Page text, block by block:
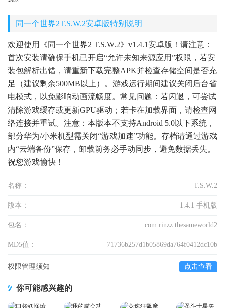
同一个世界2T.S.W.2安卓版特别说明
欢迎使用《同一个世界2 T.S.W.2》v1.4.1安卓版！请注意：
首次安装请确保手机已开启“允许未知来源应用”权限，若安
装包解析出错，请重新下载完整APK并检查存储空间是否充
足（建议剩余500MB以上）。游戏运行期间建议关闭后台省
电模式，以免影响动画流畅度。常见问题：若闪退，可尝试
清除游戏缓存或更新GPU驱动；若卡在加载界面，请检查网
络连接并重试。注意：本版本不支持Android 5.0以下系统，
部分华为/小米机型需关闭“游戏加速”功能。存档请通过游戏
内“云端备份”保存，卸载前务必手动同步，避免数据丢失。
祝您游戏愉快！
名称： T.S.W.2
版本： 1.4.1 手机版
包名： com.rinzz.thesameworld2
MD5值： 71736b257d1b05869da764f0412dc10b
权限管理须知 点击查看
你可能感兴趣的